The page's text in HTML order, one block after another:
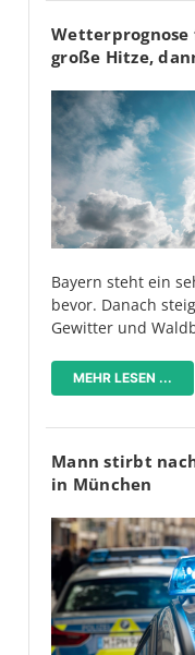
Wetterprognose
große Hitze,
Bayern steht ein
bevor. Danach
Gewitter und
MEHR LESEN ...
Mann stirbt
in München